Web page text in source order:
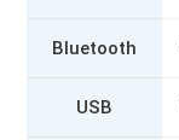
Bluetooth
USB